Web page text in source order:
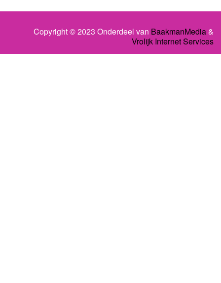
Copyright © 2023 Onderdeel van BaakmanMedia&
Vrolijk Internet Services